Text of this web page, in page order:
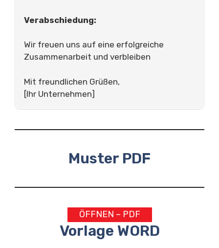
Verabschiedung:
Wir freuen uns auf eine erfolgreiche
Zusammenarbeit und verbleiben
Mit freundlichen Grüßen,
[Ihr Unternehmen]
Muster PDF
ÖFFNEN – PDF
Vorlage WORD